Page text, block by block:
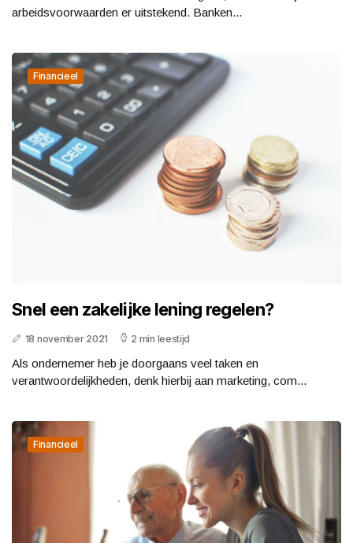
arbeidsvoorwaarden er uitstekend. Banken...
Financieel
Snel een zakelijke lening regelen?
18 november 2021 2 min leestijd
Als ondernemer heb je doorgaans veel taken en
verantwoordelijkheden, denk hierbij aan marketing, com...
Financieel